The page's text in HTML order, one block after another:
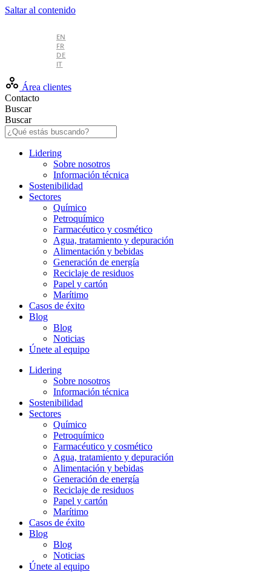
Saltar al contenido
EN
FR
DE
IT
Área clientes
Contacto
Buscar
Buscar
Lidering
Sobre nosotros
Información técnica
Sostenibilidad
Sectores
Químico
Petroquímico
Farmacéutico y cosmético
Agua, tratamiento y depuración
Alimentación y bebidas
Generación de energía
Reciclaje de residuos
Papel y cartón
Marítimo
Casos de éxito
Blog
Blog
Noticias
Únete al equipo
Lidering
Sobre nosotros
Información técnica
Sostenibilidad
Sectores
Químico
Petroquímico
Farmacéutico y cosmético
Agua, tratamiento y depuración
Alimentación y bebidas
Generación de energía
Reciclaje de residuos
Papel y cartón
Marítimo
Casos de éxito
Blog
Blog
Noticias
Únete al equipo